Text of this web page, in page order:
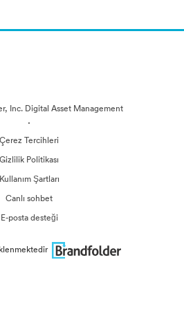
Inc. Digital Asset Management
·
Çerez Tercihleri
Gizlilik Politikası
Kullanım Şartları
Canlı sohbet
E-posta desteği